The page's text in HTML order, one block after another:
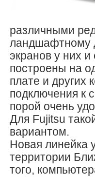
различными
ландшафтному
экранов у них и
построены на
плате и других
подключения к
порой очень
Для Fujitsu
вариантом.
Новая линейка
территории
того,